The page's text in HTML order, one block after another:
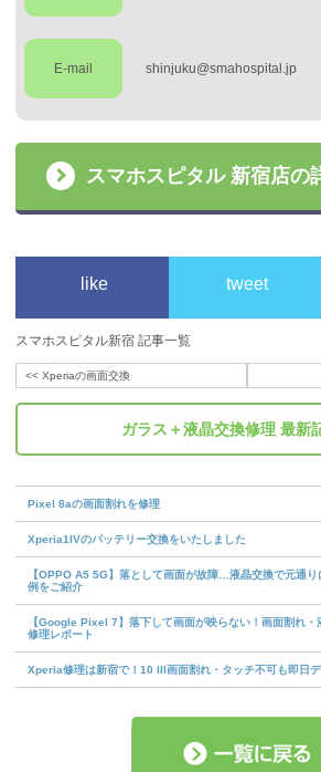
E-mail shinjuku@smahospital.jp
スマホスピタル 新宿店の
like tweet
スマホスピタル新宿 記事一覧
<<Xperiaの画面交換
ガラス＋液晶交換修理 最新
Pixel 8aの画面割れを修理
Xperia1IVのバッテリー交換をいたしました
【OPPO A5 5G】落として画面が故障…液晶交換で元通り
例をご紹介
【Google Pixel 7】落下して画面が映らない！画面割れ・
修理レポート
Xperia修理は新宿で！10 III画面割れ・タッチ不可も即日